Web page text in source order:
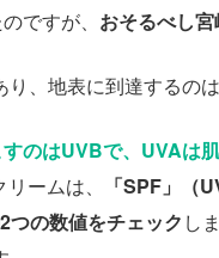
ですが、 おそるべし
、地表に到達するのは
のはUVBで、UVAは
ームは、
「SPF」（
つの数値をチェック し